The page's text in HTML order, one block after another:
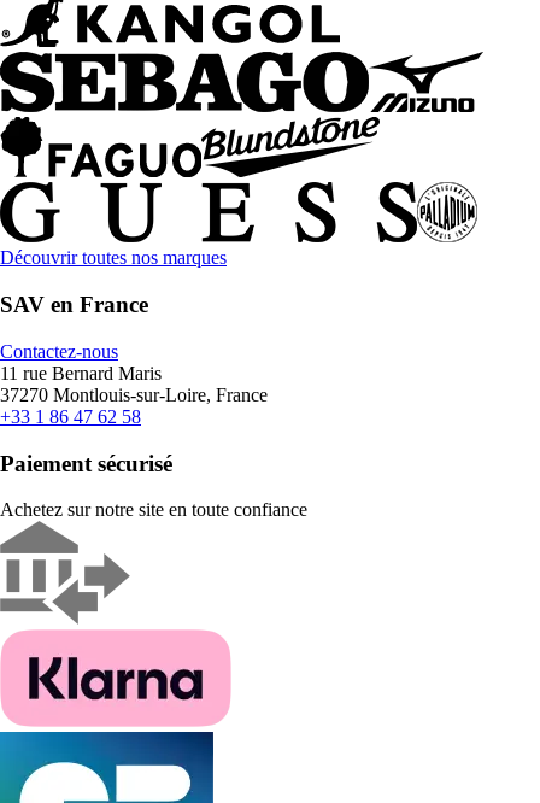
Découvrir toutes nos marques
SAV en France
Contactez-nous
11 rue Bernard Maris
37270 Montlouis-sur-Loire, France
+33 1 86 47 62 58
Paiement sécurisé
Achetez sur notre site en toute confiance